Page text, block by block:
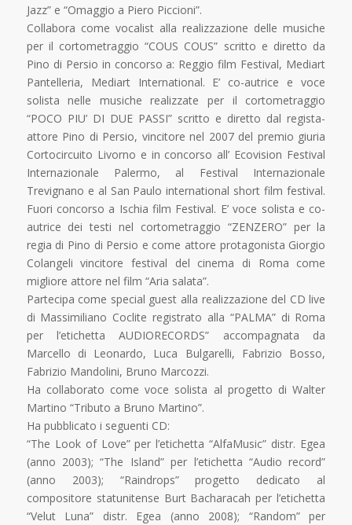
Jazz” e “Omaggio a Piero Piccioni”.
Collabora come vocalist alla realizzazione delle musiche
per il cortometraggio “COUS COUS” scritto e diretto da
Pino di Persio in concorso a: Reggio film Festival, Mediart
Pantelleria, Mediart International. E’ co-autrice e voce
solista nelle musiche realizzate per il cortometraggio
“POCO PIU’ DI DUE PASSI” scritto e diretto dal regista-
attore Pino di Persio, vincitore nel 2007 del premio giuria
Cortocircuito Livorno e in concorso all’ Ecovision Festival
Internazionale Palermo, al Festival Internazionale
Trevignano e al San Paulo international short film festival.
Fuori concorso a Ischia film Festival. E’ voce solista e co-
autrice dei testi nel cortometraggio “ZENZERO” per la
regia di Pino di Persio e come attore protagonista Giorgio
Colangeli vincitore festival del cinema di Roma come
migliore attore nel film “Aria salata”.
Partecipa come special guest alla realizzazione del CD live
di Massimiliano Coclite registrato alla “PALMA” di Roma
per l’etichetta AUDIORECORDS” accompagnata da
Marcello di Leonardo, Luca Bulgarelli, Fabrizio Bosso,
Fabrizio Mandolini, Bruno Marcozzi.
Ha collaborato come voce solista al progetto di Walter
Martino “Tributo a Bruno Martino”.
Ha pubblicato i seguenti CD:
“The Look of Love” per l’etichetta “AlfaMusic” distr. Egea
(anno 2003); “The Island” per l’etichetta “Audio record”
(anno 2003); “Raindrops” progetto dedicato al
compositore statunitense Burt Bacharacah per l’etichetta
“Velut Luna” distr. Egea (anno 2008); “Random” per